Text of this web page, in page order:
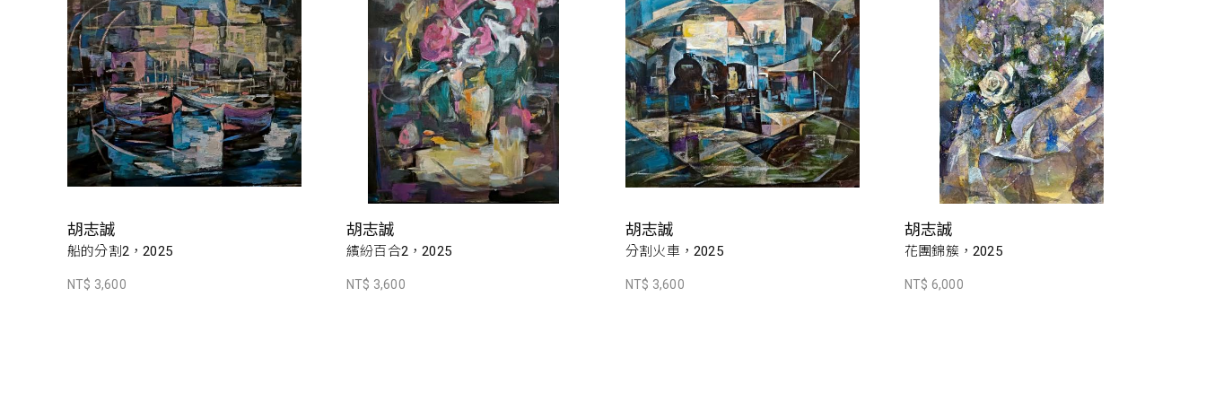
胡志誠
船的分割2，2025
NT$ 3,600
胡志誠
繽紛百合2，2025
NT$ 3,600
胡志誠
分割火車，2025
NT$ 3,600
胡志誠
花團錦簇，2025
NT$ 6,000